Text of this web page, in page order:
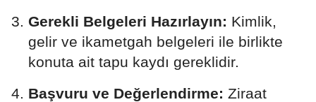
Gerekli Belgeleri Hazırlayın: Kimlik,
gelir ve ikametgah belgeleri ile birlikte
konuta ait tapu kaydı gereklidir.
Başvuru ve Değerlendirme: Ziraat